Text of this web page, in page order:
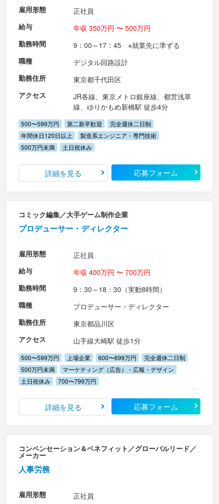
雇用形態
正社員
給与
年収 350万円 〜 500万円
勤務時間
9：00～17：45 ※就業先に準ずる
職種
デジタル回路設計
勤務住所
東京都千代田区
アクセス
JR各線、東京メトロ銀座線、都営浅草
線、ゆりかもめ新橋駅 徒歩4分
500〜599万円 第二新卒歓迎
完全週休二日制
年間休日120日以上
製造系エンジニア・専門技術
500万円未満
土日祝休み
詳細を見る 応募フォーム
コミック編集／大手ゲーム制作企業
プロデューサー・ディレクター
雇用形態
正社員
給与
年収 400万円 〜 700万円
勤務時間
9：30～18：30（実動8時間）
職種
プロデューサー・ディレクター
勤務住所
東京都品川区
アクセス
山手線大崎駅 徒歩1分
500〜599万円 上場企業 600〜699万円
完全週休二日制
500万円未満
マーケティング（広告）・広報・デザイン
土日祝休み
700〜799万円
詳細を見る 応募フォーム
コンペンセーション＆ベネフィット／グローバルリード／
メーカー
人事労務
雇用形態 正社員